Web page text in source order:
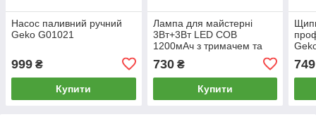
Насос паливний ручний
Geko G01021
999 ₴
Купити
Лампа для майстерні
3Вт+3Вт LED COB
1200мАч з тримачем та
730₴
Купити
749